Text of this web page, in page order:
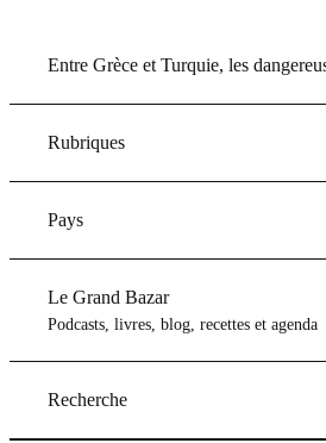
Entre Grèce et Turquie, les
Rubriques
Pays
Le Grand Bazar
Podcasts, livres, blog, recettes et agenda
Recherche